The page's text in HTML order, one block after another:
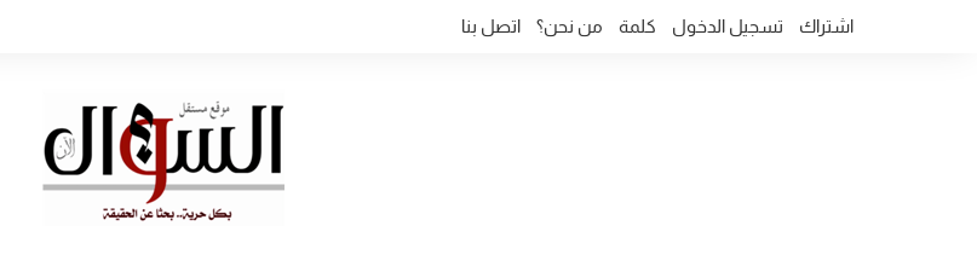
اشتراك تسجيل الدخول كلمة من نحن؟ اتصل بنا